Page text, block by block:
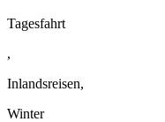
Tagesfahrt
,
Inlandsreisen,
Winter